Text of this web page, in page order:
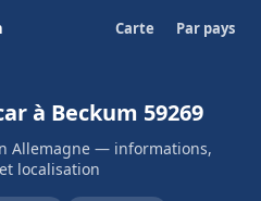
Carte Par pays
à Beckum 59269
Allemagne — informations,
localisation